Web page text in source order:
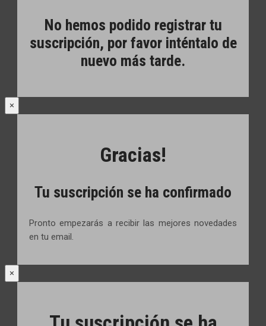
No hemos podido registrar tu
suscripción, por favor inténtalo de
nuevo más tarde.
×
Gracias!
Tu suscripción se ha confirmado
Pronto empezarás a recibir las mejores novedades
en tu email.
×